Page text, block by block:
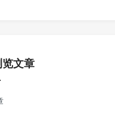
文章